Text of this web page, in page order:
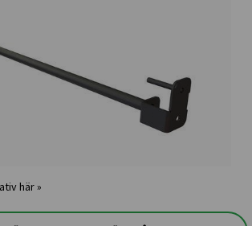
Se leveransalternativ här »